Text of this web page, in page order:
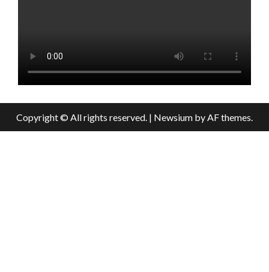
Copyright © All rights reserved. | Newsium by AF themes.